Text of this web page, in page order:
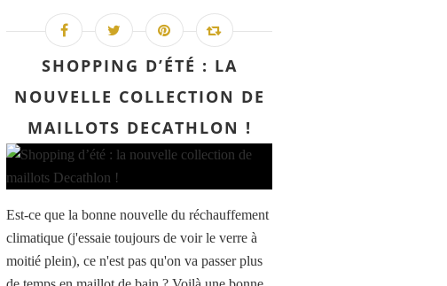
SHOPPING D’ÉTÉ : LA
NOUVELLE COLLECTION DE
MAILLOTS DECATHLON !
Est-ce que la bonne nouvelle du réchauffement
climatique (j'essaie toujours de voir le verre à
moitié plein), ce n'est pas qu'on va passer plus